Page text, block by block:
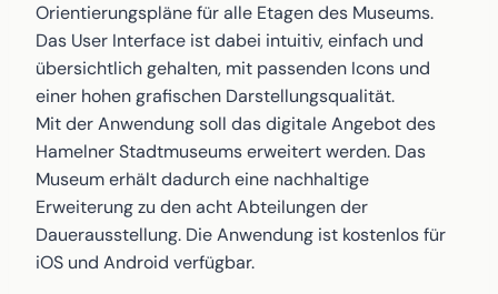
Orientierungspläne für alle Etagen des Museums.
Das User Interface ist dabei intuitiv, einfach und
übersichtlich gehalten, mit passenden Icons und
einer hohen grafischen Darstellungsqualität.
Mit der Anwendung soll das digitale Angebot des
Hamelner Stadtmuseums erweitert werden. Das
Museum erhält dadurch eine nachhaltige
Erweiterung zu den acht Abteilungen der
Dauerausstellung. Die Anwendung ist kostenlos für
iOS und Android verfügbar.